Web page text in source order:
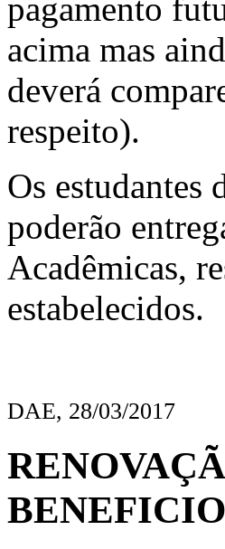
pagamento
acima mas
deverá
respeito).
Os estudantes
poderão
Acadêmicas,
estabelecidos.
DAE, 28/03/2017